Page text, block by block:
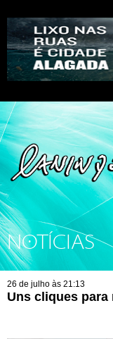
NOTÍCIAS
26 de julho às 21:13
Uns cliques